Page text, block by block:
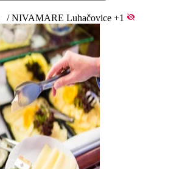
/ NIVAMARE Luhačovice +1